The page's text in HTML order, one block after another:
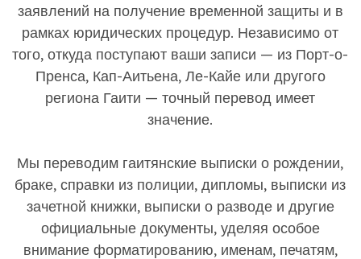
заявлений на получение временной защиты и в
рамках юридических процедур. Независимо от
того, откуда поступают ваши записи — из Порт-о-
Пренса, Кап-Аитьена, Ле-Кайе или другого
региона Гаити — точный перевод имеет
значение.
Мы переводим гаитянские выписки о рождении,
браке, справки из полиции, дипломы, выписки из
зачетной книжки, выписки о разводе и другие
официальные документы, уделяя особое
внимание форматированию, именам, печатям,